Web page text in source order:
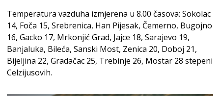
Temperatura vazduha izmjerena u 8.00 časova: Sokolac
14, Foča 15, Srebrenica, Han Pijesak, Čemerno, Bugojno
16, Gacko 17, Mrkonjić Grad, Jajce 18, Sarajevo 19,
Banjaluka, Bileća, Sanski Most, Zenica 20, Doboj 21,
Bijeljina 22, Gradačac 25, Trebinje 26, Mostar 28 stepeni
Celzijusovih.